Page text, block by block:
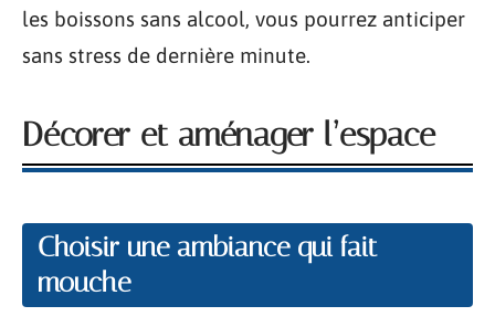
les boissons sans alcool, vous pourrez anticiper
sans stress de dernière minute.
Décorer et aménager l’espace
Choisir une ambiance qui fait
mouche